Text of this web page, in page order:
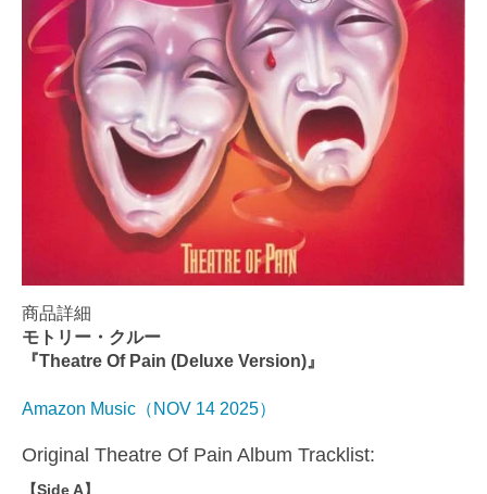
商品詳細
モトリー・クルー
『Theatre Of Pain (Deluxe Version)』
Amazon Music（NOV 14 2025）
Original Theatre Of Pain Album Tracklist:
【Side A】